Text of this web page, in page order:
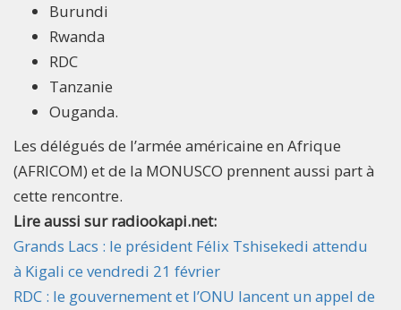
Burundi
Rwanda
RDC
Tanzanie
Ouganda.
Les délégués de l’armée américaine en Afrique
(AFRICOM) et de la MONUSCO prennent aussi part à
cette rencontre.
Lire aussi sur radiookapi.net:
Grands Lacs : le président Félix Tshisekedi attendu
à Kigali ce vendredi 21 février
RDC : le gouvernement et l’ONU lancent un appel de